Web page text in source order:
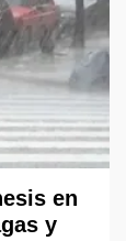
en
y